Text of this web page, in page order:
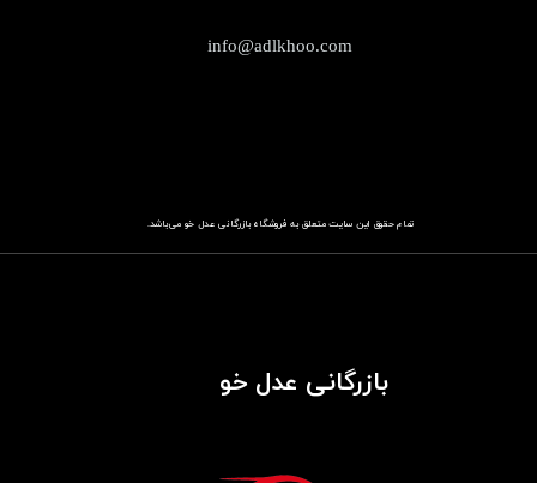
تمام حقوق این سایت متعلق به فروشگاهباز​​​​​​​رگانی عدل خو می‌باشد.
info@adlkhoo.com
بازرگانی عدل خو